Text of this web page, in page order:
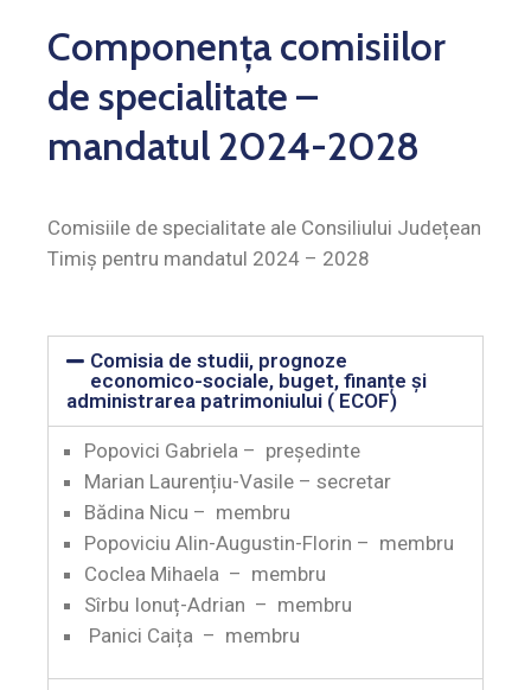
Componenţa comisiilor
de specialitate –
mandatul 2024-2028
Comisiile de specialitate ale Consiliului Județean
Timiș pentru mandatul 2024 – 2028
Comisia de studii, prognoze
economico-sociale, buget, finanțe și
administrarea patrimoniului ( ECOF)
Popovici Gabriela – președinte
Marian Laurențiu-Vasile – secretar
Bădina Nicu – membru
Popoviciu Alin-Augustin-Florin – membru
Coclea Mihaela – membru
Sîrbu Ionuț-Adrian – membru
Panici Caița – membru